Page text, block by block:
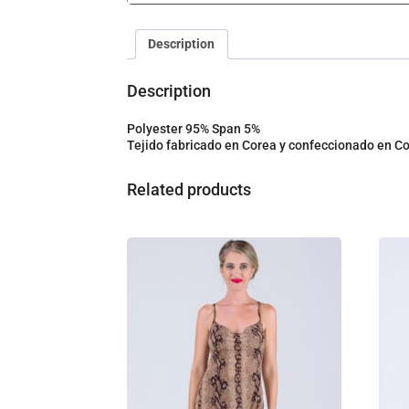
Description
Description
Polyester 95% Span 5%
Tejido fabricado en Corea y confeccionado en
Related products